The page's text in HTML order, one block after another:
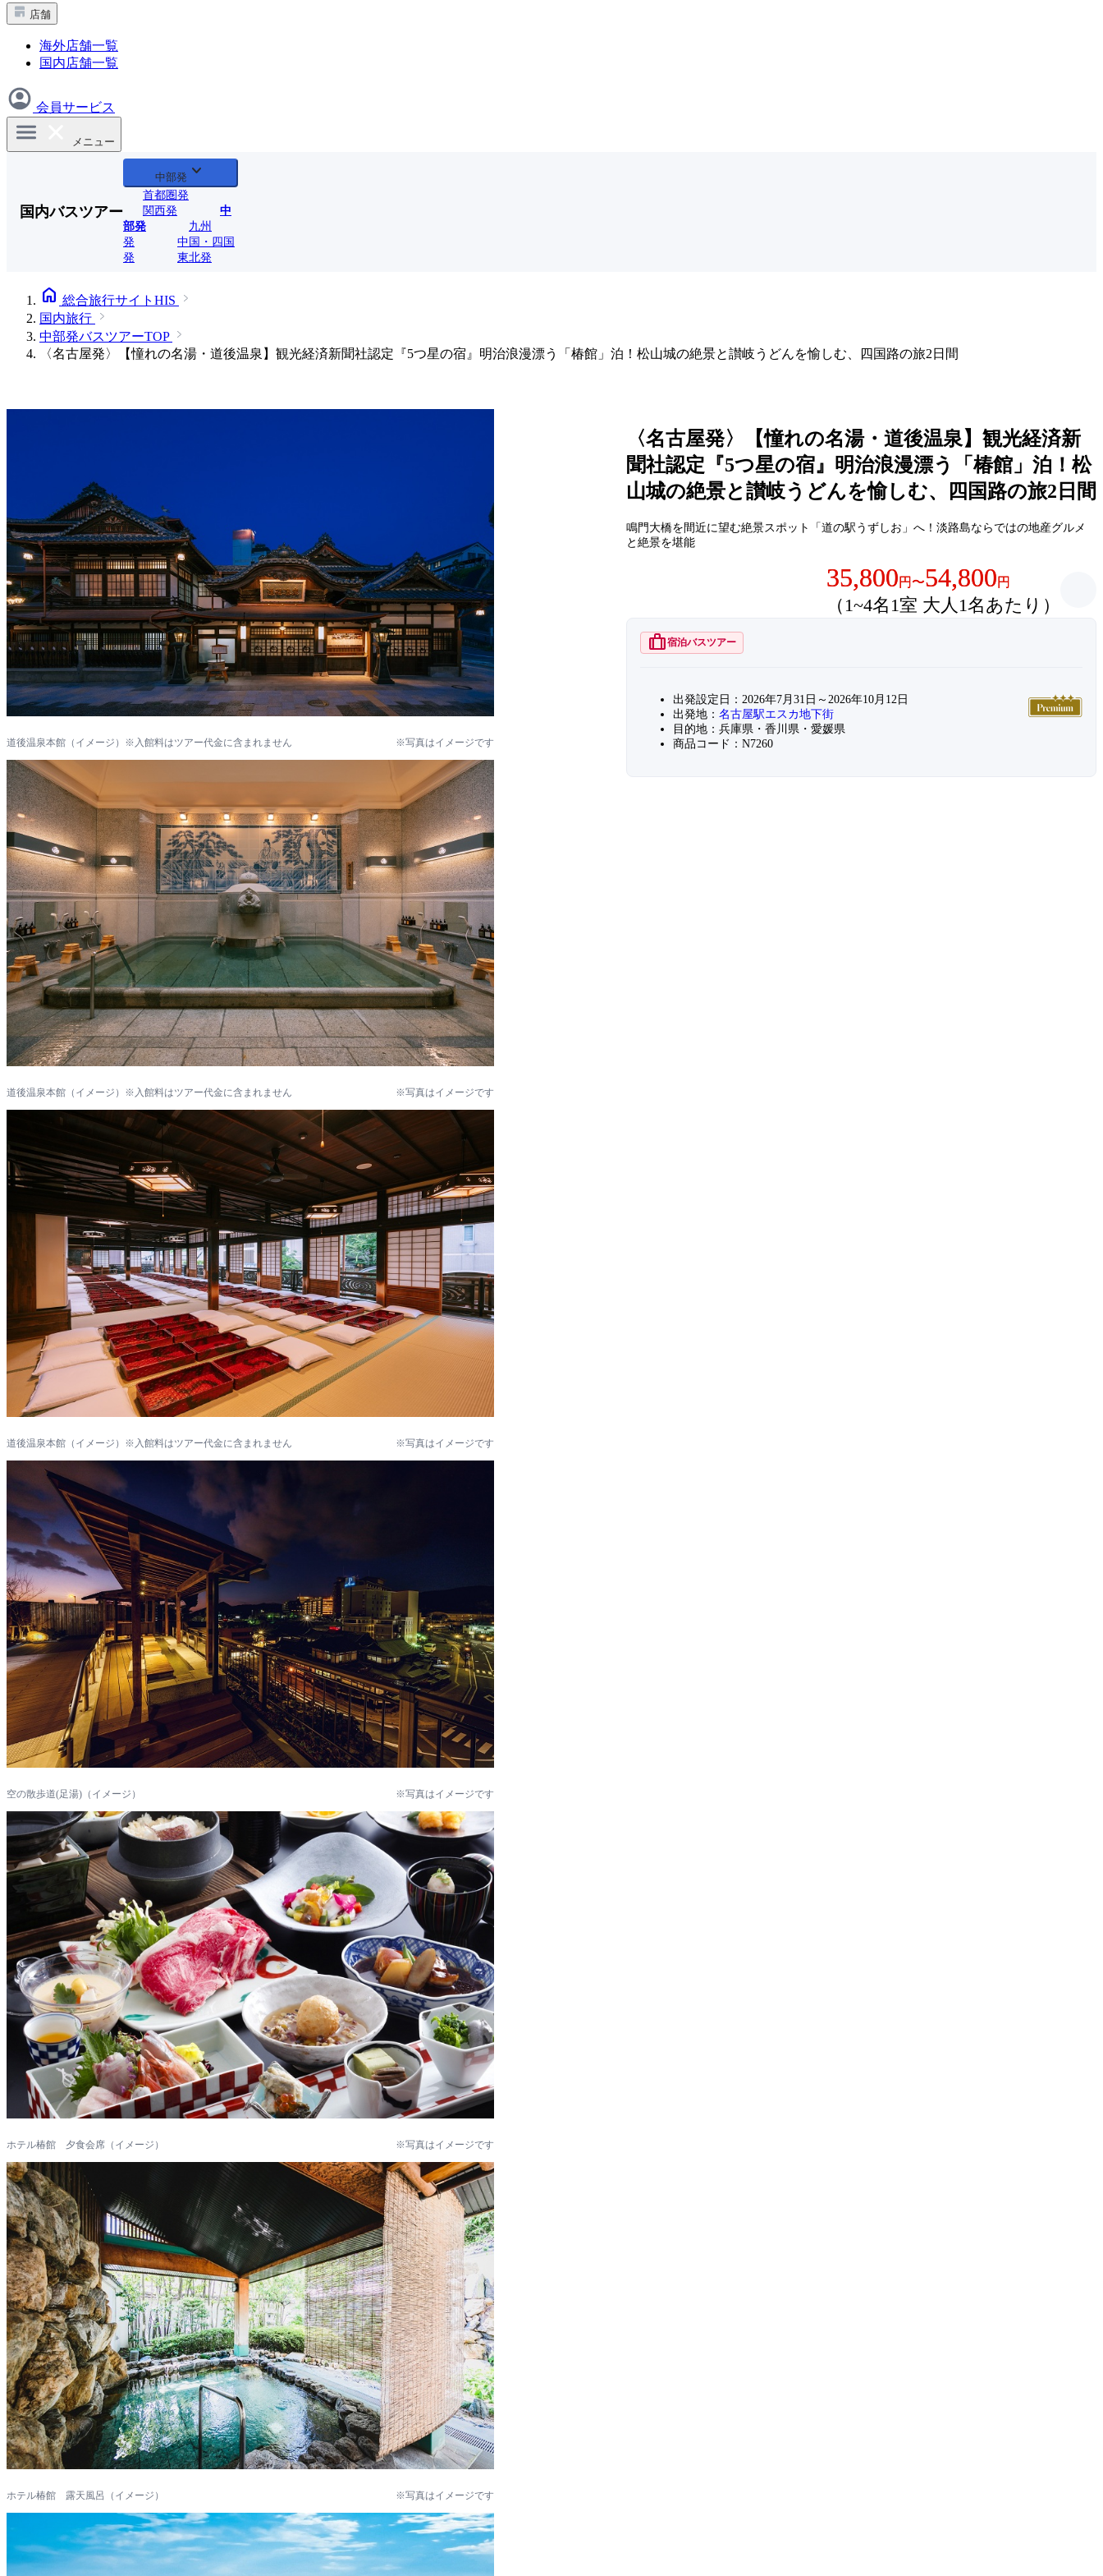
店舗
海外店舗一覧
国内店舗一覧
会員サービス
メニュー
国内バスツアー
中部発 expand_more
首都圏発
関西発
中
部発
九州
発
中国・四国
発
東北発
home 総合旅行サイトHIS
国内旅行
中部発バスツアーTOP
〈名古屋発〉【憧れの名湯・道後温泉】観光経済新聞社認定『5つ星の宿』明治浪漫漂う「椿館」泊！松山城の絶景と讃岐うどんを愉しむ、四国路の旅2日間
道後温泉本館（イメージ）※入館料はツアー代金に含まれません ※写真はイメージです
道後温泉本館（イメージ）※入館料はツアー代金に含まれません ※写真はイメージです
道後温泉本館（イメージ）※入館料はツアー代金に含まれません ※写真はイメージです
空の散歩道(足湯)（イメージ） ※写真はイメージです
ホテル椿館 夕食会席（イメージ） ※写真はイメージです
ホテル椿館 露天風呂（イメージ） ※写真はイメージです
〈名古屋発〉【憧れの名湯・道後温泉】観光経済新
聞社認定『5つ星の宿』明治浪漫漂う「椿館」泊！松
山城の絶景と讃岐うどんを愉しむ、四国路の旅2日間
鳴門大橋を間近に望む絶景スポット「道の駅うずしお」へ！淡路島ならではの地産グルメ
と絶景を堪能
35,800 円 〜54,800 円
（1~4名1室 大人1名あたり）
trip宿泊バスツアー
出発設定日：2026年7月31日～2026年10月12日
出発地： 名古屋駅エスカ地下街
目的地：兵庫県・香川県・愛媛県
商品コード：N7260